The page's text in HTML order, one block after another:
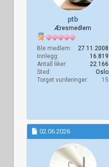
ptb
Æresmedlem
Ble medlem
27.11.2008
Innlegg
16.819
Antall liker
22.166
Sted
Oslo
Torget vurderinger
15
02.06.2026